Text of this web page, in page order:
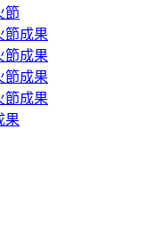
節
節成果
節成果
節成果
節成果
果